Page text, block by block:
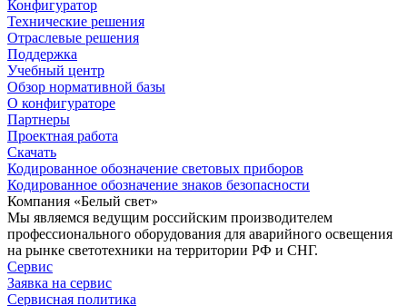
Конфигуратор
Технические решения
Отраслевые решения
Поддержка
Учебный центр
Обзор нормативной базы
О конфигураторе
Партнеры
Проектная работа
Скачать
Кодированное обозначение световых приборов
Кодированное обозначение знаков безопасности
Компания «Белый свет»
Мы являемся ведущим российским производителем
профессионального оборудования для аварийного освещения
на рынке светотехники на территории РФ и СНГ.
Сервис
Заявка на сервис
Сервисная политика